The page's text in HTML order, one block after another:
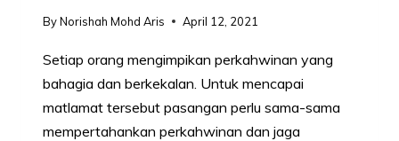
ByNorishah Mohd Aris April 12, 2021
Setiap orang mengimpikan perkahwinan yang
bahagia dan berkekalan. Untuk mencapai
matlamat tersebut pasangan perlu sama-sama
mempertahankan perkahwinan dan jaga